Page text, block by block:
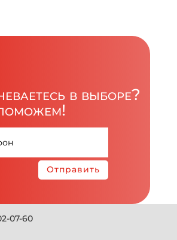
в выборе?
Отправить
07-60